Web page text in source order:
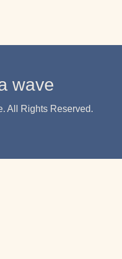
wave
. All Rights Reserved.